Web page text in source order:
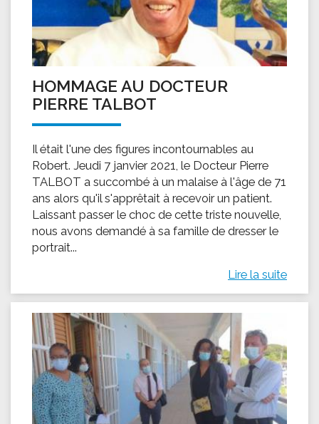
HOMMAGE AU DOCTEUR
PIERRE TALBOT
Il était l'une des figures incontournables au
Robert. Jeudi 7 janvier 2021, le Docteur Pierre
TALBOT a succombé à un malaise à l'âge de 71
ans alors qu'il s'apprêtait à recevoir un patient.
Laissant passer le choc de cette triste nouvelle,
nous avons demandé à sa famille de dresser le
portrait...
Lire la suite